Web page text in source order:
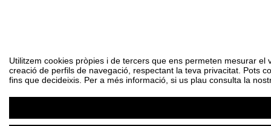
Utilitzem cookies pròpies i de tercers que ens permeten mesurar
creació de perfils de navegació, respectant la teva privacitat. Pots
fins que decideixis. Per a més informació, si us plau consulta la